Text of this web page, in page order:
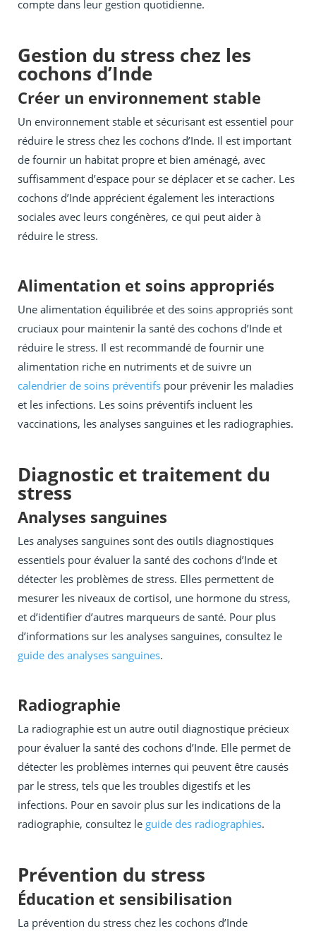
compte dans leur gestion quotidienne.
Gestion du stress chez les
cochons d’Inde
Créer un environnement stable
Un environnement stable et sécurisant est essentiel pour
réduire le stress chez les cochons d’Inde. Il est important
de fournir un habitat propre et bien aménagé, avec
suffisamment d’espace pour se déplacer et se cacher. Les
cochons d’Inde apprécient également les interactions
sociales avec leurs congénères, ce qui peut aider à
réduire le stress.
Alimentation et soins appropriés
Une alimentation équilibrée et des soins appropriés sont
cruciaux pour maintenir la santé des cochons d’Inde et
réduire le stress. Il est recommandé de fournir une
alimentation riche en nutriments et de suivre un
calendrier de soins préventifs pour prévenir les maladies
et les infections. Les soins préventifs incluent les
vaccinations, les analyses sanguines et les radiographies.
Diagnostic et traitement du
stress
Analyses sanguines
Les analyses sanguines sont des outils diagnostiques
essentiels pour évaluer la santé des cochons d’Inde et
détecter les problèmes de stress. Elles permettent de
mesurer les niveaux de cortisol, une hormone du stress,
et d’identifier d’autres marqueurs de santé. Pour plus
d’informations sur les analyses sanguines, consultez le
guide des analyses sanguines.
Radiographie
La radiographie est un autre outil diagnostique précieux
pour évaluer la santé des cochons d’Inde. Elle permet de
détecter les problèmes internes qui peuvent être causés
par le stress, tels que les troubles digestifs et les
infections. Pour en savoir plus sur les indications de la
radiographie, consultez le guide des radiographies.
Prévention du stress
Éducation et sensibilisation
La prévention du stress chez les cochons d’Inde